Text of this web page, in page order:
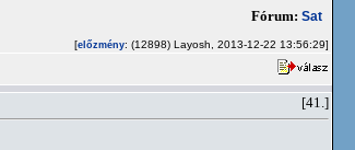
Fórum: Sat
[előzmény: (12898) Layosh, 2013-12-22 13:56:29]
[41.]